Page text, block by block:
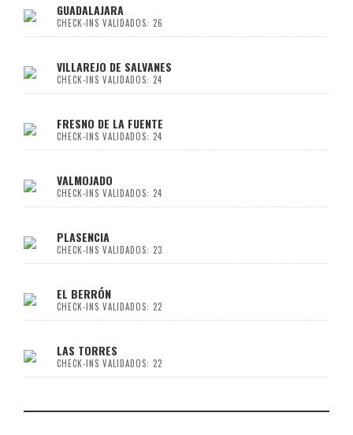
GUADALAJARA
CHECK-INS VALIDADOS: 26
VILLAREJO DE SALVANES
CHECK-INS VALIDADOS: 24
FRESNO DE LA FUENTE
CHECK-INS VALIDADOS: 24
VALMOJADO
CHECK-INS VALIDADOS: 24
PLASENCIA
CHECK-INS VALIDADOS: 23
EL BERRÓN
CHECK-INS VALIDADOS: 22
LAS TORRES
CHECK-INS VALIDADOS: 22